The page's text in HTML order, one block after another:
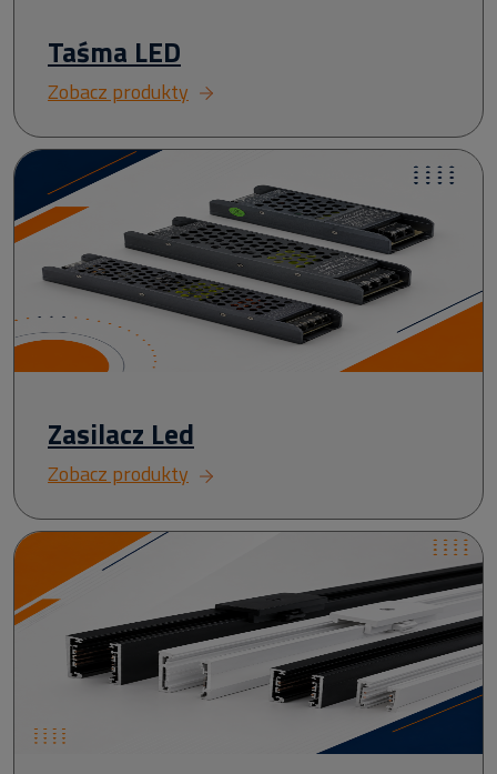
Taśma LED
Zobacz produkty
Zasilacz Led
Zobacz produkty